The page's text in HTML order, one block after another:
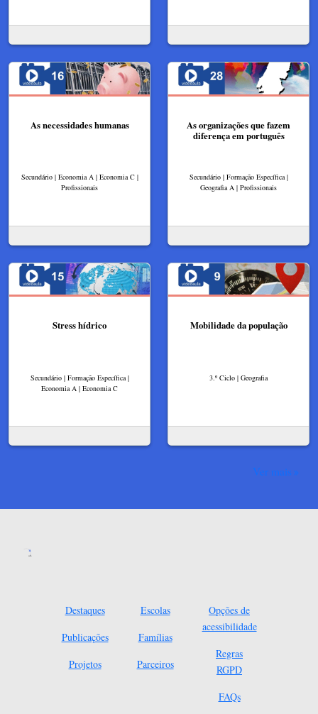
As necessidades humanas
Secundário | Economia A | Economia C |
Profissionais
As organizações que fazem
diferença em português
Secundário | Formação Específica |
Geografia A | Profissionais
Stress hídrico
Secundário | Formação Específica |
Economia A | Economia C
Mobilidade da população
3.º Ciclo | Geografia
Ver mais
Destaques
Publicações
Projetos
Escolas
Famílias
Parceiros
Opções de
acessibilidade
Regras
RGPD
FAQs